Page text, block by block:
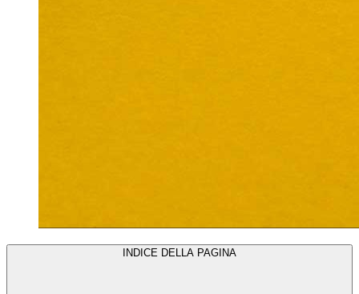
INDICE DELLA PAGINA